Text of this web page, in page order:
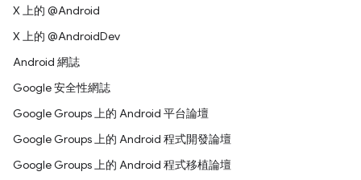
X 上的 @Android
X 上的 @AndroidDev
Android 網誌
Google 安全性網誌
Google Groups 上的 Android 平台論壇
Google Groups 上的 Android 程式開發論壇
Google Groups 上的 Android 程式移植論壇